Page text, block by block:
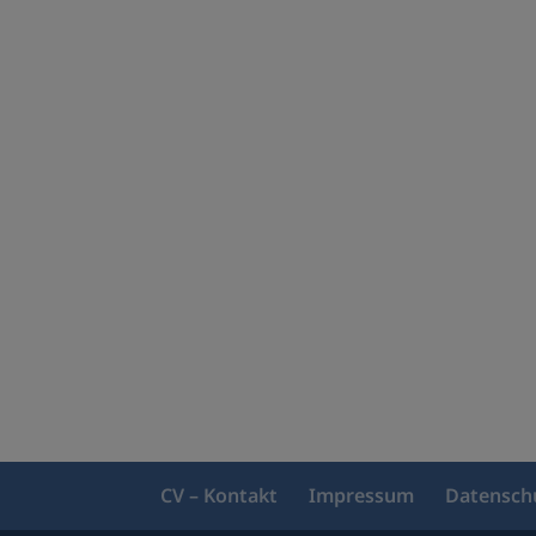
CV – Kontakt Impressum